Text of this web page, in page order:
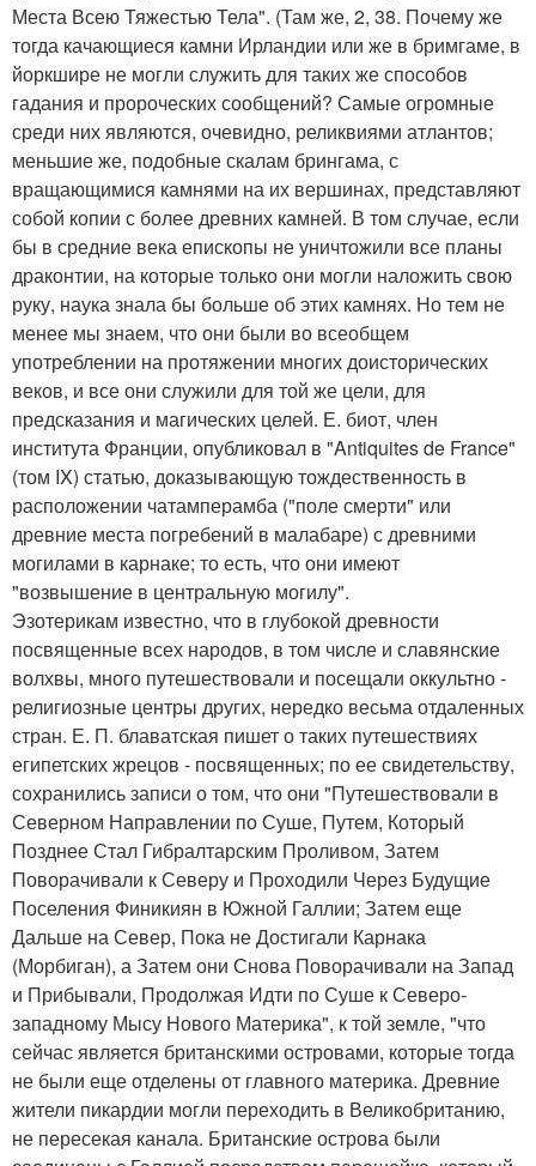
Места Всею Тяжестью Тела". (Там же, 2, 38. Почему же
тогда качающиеся камни Ирландии или же в бримгаме, в
йоркшире не могли служить для таких же способов
гадания и пророческих сообщений? Самые огромные
среди них являются, очевидно, реликвиями атлантов;
меньшие же, подобные скалам брингама, с
вращающимися камнями на их вершинах, представляют
собой копии с более древних камней. В том случае, если
бы в средние века епископы не уничтожили все планы
драконтии, на которые только они могли наложить свою
руку, наука знала бы больше об этих камнях. Но тем не
менее мы знаем, что они были во всеобщем
употреблении на протяжении многих доисторических
веков, и все они служили для той же цели, для
предсказания и магических целей. Е. биот, член
института Франции, опубликовал в "Antiquites de France"
(том IX) статью, доказывающую тождественность в
расположении чатамперамба ("поле смерти" или
древние места погребений в малабаре) с древними
могилами в карнаке; то есть, что они имеют
"возвышение в центральную могилу".
Эзотерикам известно, что в глубокой древности
посвященные всех народов, в том числе и славянские
волхвы, много путешествовали и посещали оккультно -
религиозные центры других, нередко весьма отдаленных
стран. Е. П. блаватская пишет о таких путешествиях
египетских жрецов - посвященных; по ее свидетельству,
сохранились записи о том, что они "Путешествовали в
Северном Направлении по Суше, Путем, Который
Позднее Стал Гибралтарским Проливом, Затем
Поворачивали к Северу и Проходили Через Будущие
Поселения Финикиян в Южной Галлии; Затем еще
Дальше на Север, Пока не Достигали Карнака
(Морбиган), а Затем они Снова Поворачивали на Запад
и Прибывали, Продолжая Идти по Суше к Северо-
западному Мысу Нового Материка", к той земле, "что
сейчас является британскими островами, которые тогда
не были еще отделены от главного материка. Древние
жители пикардии могли переходить в Великобританию,
не пересекая канала. Британские острова были